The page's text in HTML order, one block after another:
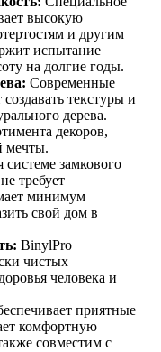
высокую
и другим
испытание
на долгие годы.
Современные
текстуры и
дерева.
декоров,
мечты.
системе замкового
требует
минимум
свой дом в
BinylPro
чистых
человека и
приятные
комфортную
совместим с